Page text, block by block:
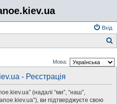
Вхід
Мова:
- Реєстрація
(надалі “ми”, “наш”,
ви підтверджуєте свою